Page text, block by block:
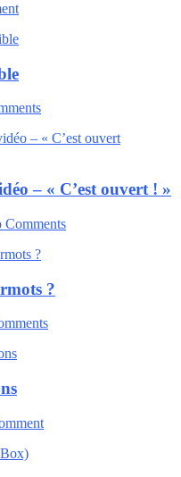
– « C’est ouvert ! »
Comments
?